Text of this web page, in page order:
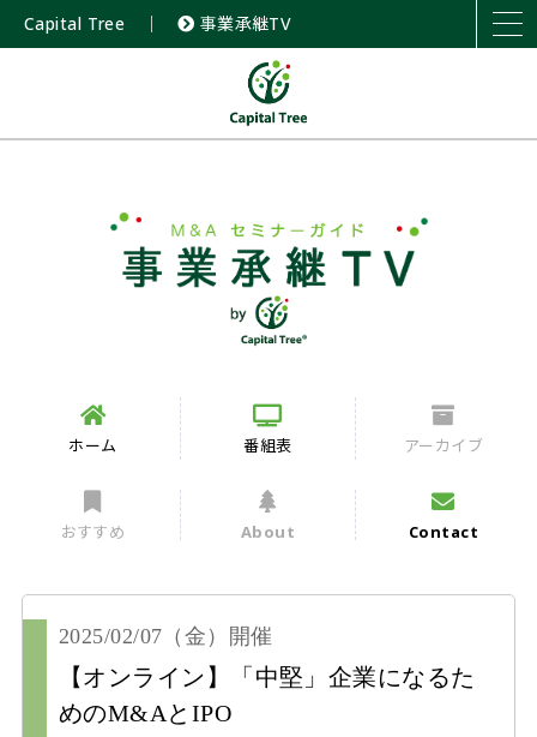
Capital Tree ｜ 事業承継TV
ホーム 番組表 アーカイブ
おすすめ About Contact
2025/02/07 （金） 開催
【オンライン】「中堅」企業になるた
めのM&AとIPO